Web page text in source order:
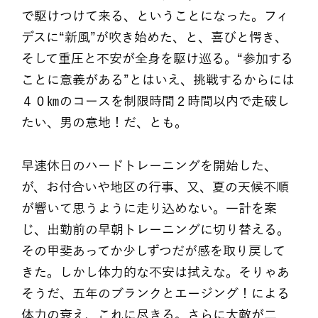
で駆けつけて来る、ということになった。フィ
デスに“新風”が吹き始めた、と、喜びと愕き、
そして重圧と不安が全身を駆け巡る。“参加する
ことに意義がある”とはいえ、挑戦するからには
４０㎞のコースを制限時間２時間以内で走破し
たい、男の意地！だ、とも。
早速休日のハードトレーニングを開始した、
が、お付合いや地区の行事、又、夏の天候不順
が響いて思うように走り込めない。一計を案
じ、出勤前の早朝トレーニングに切り替える。
その甲斐あってか少しずつだが感を取り戻して
きた。しかし体力的な不安は拭えな。そりゃあ
そうだ、五年のブランクとエージング！による